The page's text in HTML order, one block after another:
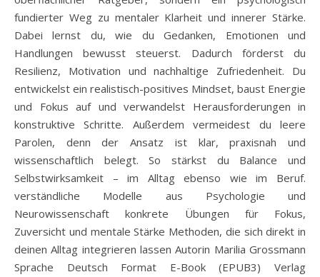
fundierter Weg zu mentaler Klarheit und innerer Stärke.
Dabei lernst du, wie du Gedanken, Emotionen und
Handlungen bewusst steuerst. Dadurch förderst du
Resilienz, Motivation und nachhaltige Zufriedenheit. Du
entwickelst ein realistisch-positives Mindset, baust Energie
und Fokus auf und verwandelst Herausforderungen in
konstruktive Schritte. Außerdem vermeidest du leere
Parolen, denn der Ansatz ist klar, praxisnah und
wissenschaftlich belegt. So stärkst du Balance und
Selbstwirksamkeit – im Alltag ebenso wie im Beruf.
verständliche Modelle aus Psychologie und
Neurowissenschaft konkrete Übungen für Fokus,
Zuversicht und mentale Stärke Methoden, die sich direkt in
deinen Alltag integrieren lassen Autorin Marilia Grossmann
Sprache Deutsch Format E-Book (EPUB3) Verlag